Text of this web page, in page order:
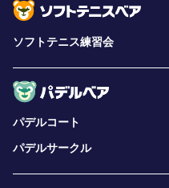
ソフトテニス練習会
パデルコート
パデルサークル